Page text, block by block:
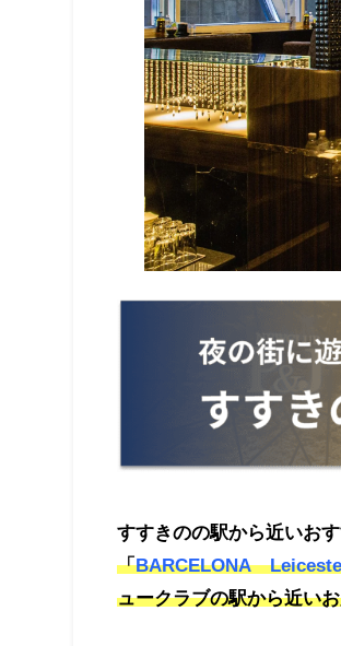
すすきのの駅から近いお
「BARCELONA
ュークラブの駅から近い